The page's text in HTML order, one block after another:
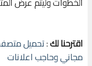
اقترحنا لك:
مجاني وحاجب اعلانات